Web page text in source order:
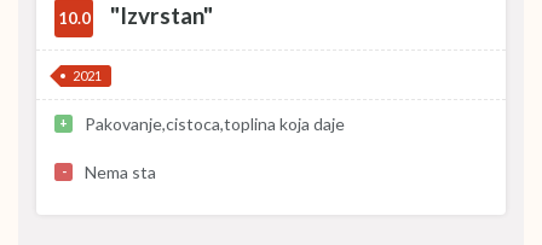
10.0 "Izvrstan"
2021
+ Pakovanje,cistoca,toplina koja daje
- Nema sta